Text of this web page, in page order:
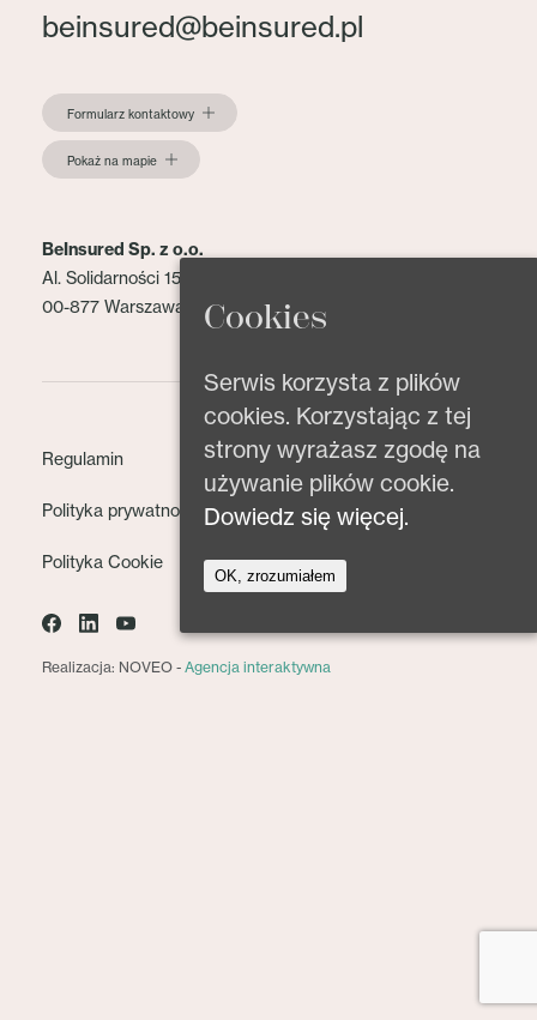
beinsured@beinsured.pl
Formularz kontaktowy
Pokaż na mapie
BeInsured Sp. z o.o.
Al. Solidarności 153 lok. 2
00-877 Warszawa
Regulamin
Polityka prywatności
Polityka Cookie
Realizacja: NOVEO - Agencja interaktywna
Cookies
Serwis korzysta z plików
cookies. Korzystając z tej
strony wyrażasz zgodę na
używanie plików cookie.
Dowiedz się więcej.
OK, zrozumiałem